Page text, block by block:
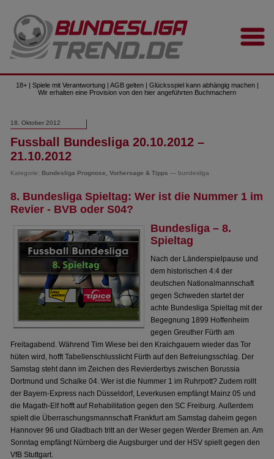
18+ | Spiele mit Verantwortung | AGB gelten | Glücksspiel kann abhängig machen |
Wir erhalten eine Provision von den hier angeführten Buchmachern
18. Oktober 2012
Fussball Bundesliga 20.10.2012 –
21.10.2012
Kategorie: Bundesliga Prognose, Vorhersage & Tipps — bundesliga
8. Bundesliga Spieltag: Wer ist die Nummer 1 im
Revier - BVB oder S04?
Bundesliga – 8.
Spieltag
Nach der Länderspielpause und
dem historischen 4:4 der
deutschen Nationalmannschaft
gegen Schweden startet der
achte Bundesliga Spieltag mit der
Begegnung 1899 Hoffenheim
gegen Greuther Fürth am
Freitagabend. Während Tim Wiese bei den Kraichgauern wieder das Tor
hüten wird, hofft Tabellenschlusslicht Fürth auf den Befreiungsschlag. Der
Samstag steht dann im Zeichen des Revierderbys zwischen Borussia
Dortmund und Schalke 04. Wer ist die Nummer 1 im Ruhrpott? Zudem rollt
der Bayern-Express nach Düsseldorf, Leverkusen empfängt Mainz 05 und
die Magath-Elf hofft auf Rehabilitation gegen den SC Freiburg. Außerdem
spielt die Überraschungsmannschaft Frankfurt am Samstag daheim gegen
Hannover 96 und Gladbach tritt an der Weser gegen Werder Bremen an. Am
Sonntag empfängt Nürnberg die Augsburger und der HSV spielt gegen den
VfB Stuttgart.